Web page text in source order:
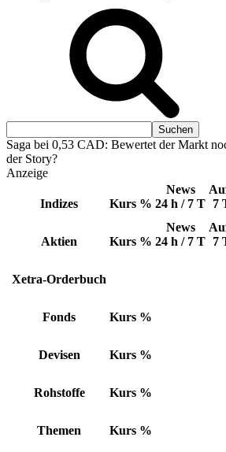
Saga bei 0,53 CAD: Bewertet der Markt
der Story?
Anzeige
Indizes Kurs %
News
24 h / 7 T 7
Aktien Kurs %
News
24 h / 7 T 7
Xetra-Orderbuch
Fonds Kurs %
Devisen Kurs %
Rohstoffe Kurs %
Themen Kurs %